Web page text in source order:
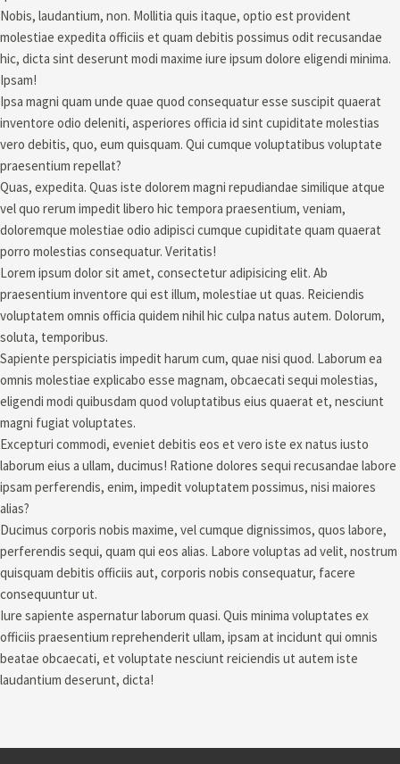
Nobis, laudantium, non. Mollitia quis itaque, optio est provident
molestiae expedita officiis et quam debitis possimus odit recusandae
hic, dicta sint deserunt modi maxime iure ipsum dolore eligendi minima.
Ipsam!
Ipsa magni quam unde quae quod consequatur esse suscipit quaerat
inventore odio deleniti, asperiores officia id sint cupiditate molestias
vero debitis, quo, eum quisquam. Qui cumque voluptatibus voluptate
praesentium repellat?
Quas, expedita. Quas iste dolorem magni repudiandae similique atque
vel quo rerum impedit libero hic tempora praesentium, veniam,
doloremque molestiae odio adipisci cumque cupiditate quam quaerat
porro molestias consequatur. Veritatis!
Lorem ipsum dolor sit amet, consectetur adipisicing elit. Ab
praesentium inventore qui est illum, molestiae ut quas. Reiciendis
voluptatem omnis officia quidem nihil hic culpa natus autem. Dolorum,
soluta, temporibus.
Sapiente perspiciatis impedit harum cum, quae nisi quod. Laborum ea
omnis molestiae explicabo esse magnam, obcaecati sequi molestias,
eligendi modi quibusdam quod voluptatibus eius quaerat et, nesciunt
magni fugiat voluptates.
Excepturi commodi, eveniet debitis eos et vero iste ex natus iusto
laborum eius a ullam, ducimus! Ratione dolores sequi recusandae labore
ipsam perferendis, enim, impedit voluptatem possimus, nisi maiores
alias?
Ducimus corporis nobis maxime, vel cumque dignissimos, quos labore,
perferendis sequi, quam qui eos alias. Labore voluptas ad velit, nostrum
quisquam debitis officiis aut, corporis nobis consequatur, facere
consequuntur ut.
Iure sapiente aspernatur laborum quasi. Quis minima voluptates ex
officiis praesentium reprehenderit ullam, ipsam at incidunt qui omnis
beatae obcaecati, et voluptate nesciunt reiciendis ut autem iste
laudantium deserunt, dicta!